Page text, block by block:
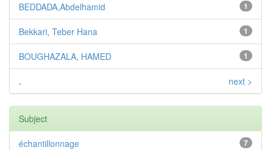
1
BEDDADA,Abdelhamid
1
Bekkari, Teber Hana
1
BOUGHAZALA, HAMED
. next >
Subject
7
échantillonnage